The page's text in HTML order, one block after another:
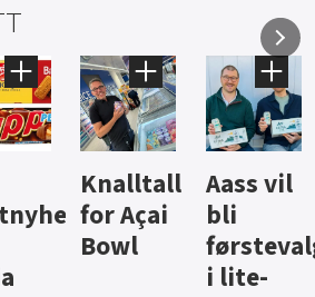
Brus og
jus fra
Berentsen
Hard
iste fra
Hansa